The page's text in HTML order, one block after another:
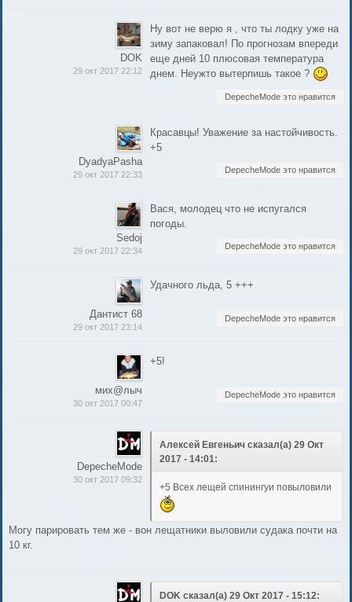
DOK
29 окт 2017 22:12
Ну вот не верю я , что ты лодку уже на
зиму запаковал! По прогнозам впереди
еще дней 10 плюсовая температура
днем. Неужто вытерпишь такое ?
DepecheMode это нравится
DyadyaPasha
29 окт 2017 22:33
Красавцы! Уважение за настойчивость.
+5
DepecheMode это нравится
Sedoj
29 окт 2017 22:34
Вася, молодец что не испугался
погоды.
DepecheMode это нравится
Дантист 68
29 окт 2017 23:14
Удачного льда, 5 +++
DepecheMode это нравится
мих@лыч
30 окт 2017 00:47
+5!
DepecheMode это нравится
DepecheMode
30 окт 2017 09:32
Алексей Евгеньич сказал(а) 29 Окт
2017 - 14:01:
+5 Всех лещей спинингуи повыловили
Могу парировать тем же - вон лещатники выловили судака почти на
10 кг.
DOK сказал(а) 29 Окт 2017 - 15:12: